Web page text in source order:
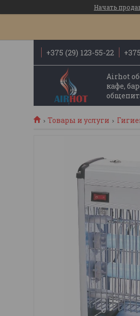
Начать
+375 (29) 123-55-22
Airhot
кафе,
Товары и услуги